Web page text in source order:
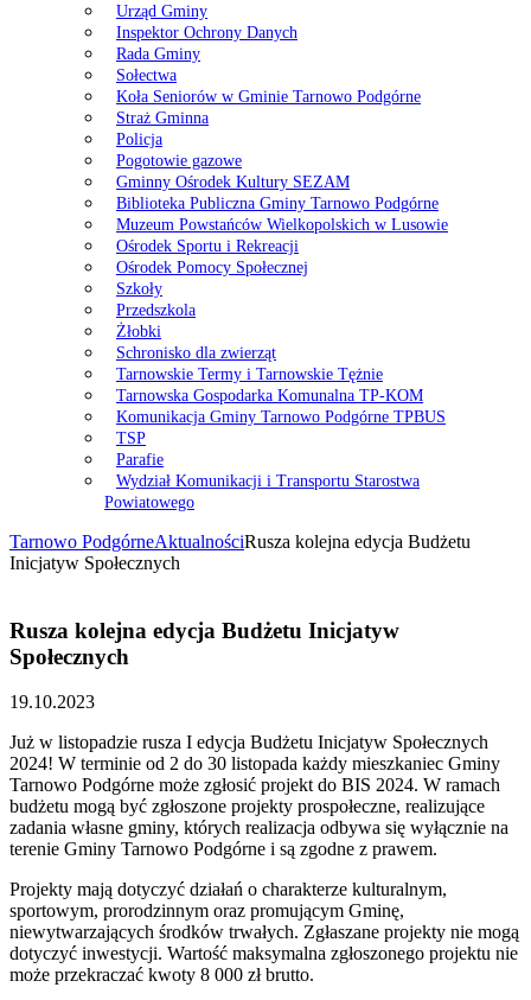
Urząd Gminy
Inspektor Ochrony Danych
Rada Gminy
Sołectwa
Koła Seniorów w Gminie Tarnowo Podgórne
Straż Gminna
Policja
Pogotowie gazowe
Gminny Ośrodek Kultury SEZAM
Biblioteka Publiczna Gminy Tarnowo Podgórne
Muzeum Powstańców Wielkopolskich w Lusowie
Ośrodek Sportu i Rekreacji
Ośrodek Pomocy Społecznej
Szkoły
Przedszkola
Żłobki
Schronisko dla zwierząt
Tarnowskie Termy i Tarnowskie Tężnie
Tarnowska Gospodarka Komunalna TP-KOM
Komunikacja Gminy Tarnowo Podgórne TPBUS
TSP
Parafie
Wydział Komunikacji i Transportu Starostwa
Powiatowego
Tarnowo PodgórneAktualnościRusza kolejna edycja Budżetu
Inicjatyw Społecznych
Rusza kolejna edycja Budżetu Inicjatyw
Społecznych
19.10.2023
Już w listopadzie rusza I edycja Budżetu Inicjatyw Społecznych
2024! W terminie od 2 do 30 listopada każdy mieszkaniec Gminy
Tarnowo Podgórne może zgłosić projekt do BIS 2024. W ramach
budżetu mogą być zgłoszone projekty prospołeczne, realizujące
zadania własne gminy, których realizacja odbywa się wyłącznie na
terenie Gminy Tarnowo Podgórne i są zgodne z prawem.
Projekty mają dotyczyć działań o charakterze kulturalnym,
sportowym, prorodzinnym oraz promującym Gminę,
niewytwarzających środków trwałych. Zgłaszane projekty nie mogą
dotyczyć inwestycji. Wartość maksymalna zgłoszonego projektu nie
może przekraczać kwoty 8 000 zł brutto.